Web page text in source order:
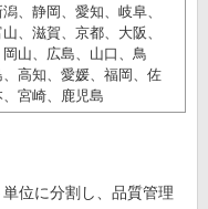
、静岡、愛知、岐阜、
、滋賀、京都、大阪、
山、広島、山口、鳥
高知、愛媛、福岡、佐
宮崎、鹿児島
位に分割し、品質管理